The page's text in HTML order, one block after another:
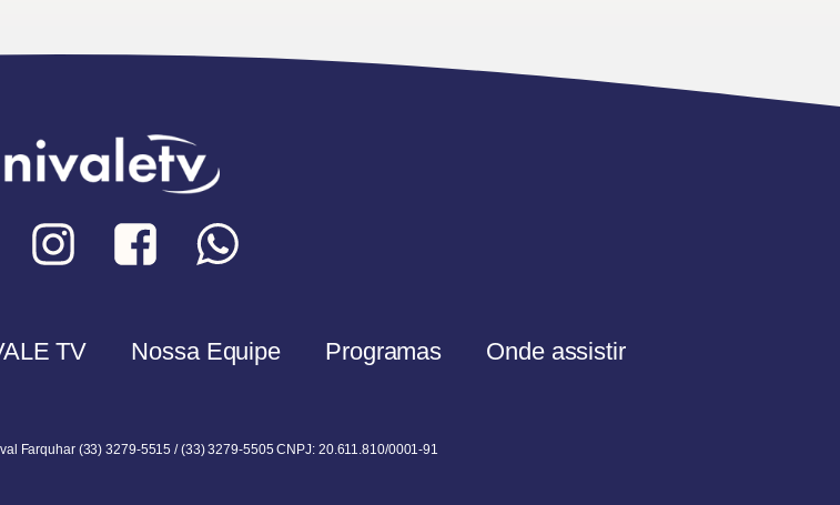
TV Nossa Equipe Programas Onde assistir
Farquhar (33) 3279-5515 / (33) 3279-5505 CNPJ: 20.611.810/0001-91